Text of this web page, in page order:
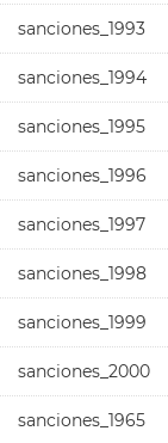
sanciones_1993
sanciones_1994
sanciones_1995
sanciones_1996
sanciones_1997
sanciones_1998
sanciones_1999
sanciones_2000
sanciones_1965